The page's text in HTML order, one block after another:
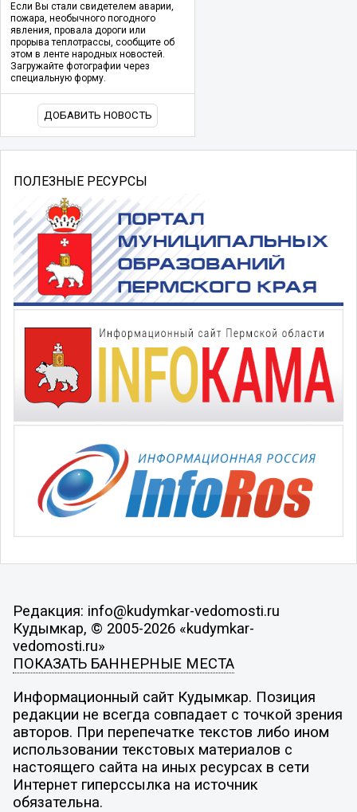
Если Вы стали свидетелем аварии,
пожара, необычного погодного
явления, провала дороги или
прорыва теплотрассы, сообщите об
этом в ленте народных новостей.
Загружайте фотографии через
специальную форму.
ДОБАВИТЬ НОВОСТЬ
ПОЛЕЗНЫЕ РЕСУРСЫ
Редакция: info@kudymkar-vedomosti.ru
Кудымкар, © 2005-2026 «kudymkar-
vedomosti.ru»
ПОКАЗАТЬ БАННЕРНЫЕ МЕСТА
Информационный сайт Кудымкар. Позиция
редакции не всегда совпадает с точкой зрения
авторов. При перепечатке текстов либо ином
использовании текстовых материалов с
настоящего сайта на иных ресурсах в сети
Интернет гиперссылка на источник
обязательна.